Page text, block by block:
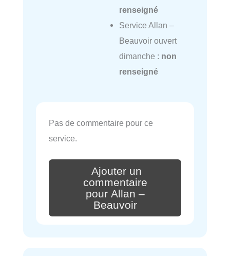
renseigné
Service Allan –
Beauvoir ouvert
dimanche : non
renseigné
Pas de commentaire pour ce
service.
Ajouter un
commentaire
pour Allan –
Beauvoir